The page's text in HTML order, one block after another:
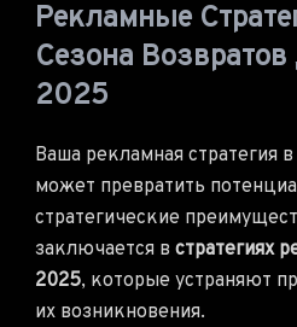
Рекламные
Сезона
2025
Ваша рекламная стратегия
может превратить
стратегические
заключается в стратегиях
2025, которые устраняют
их возникновения.